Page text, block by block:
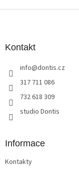
Kontakt
info@dontis.cz
317 711 086
732 618 309
studio Dontis
Informace
Kontakty